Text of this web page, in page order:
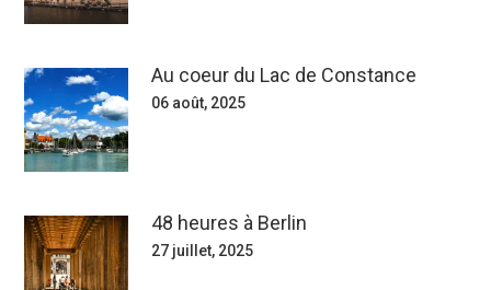
Au coeur du Lac de Constance
06 août, 2025
48 heures à Berlin
27 juillet, 2025